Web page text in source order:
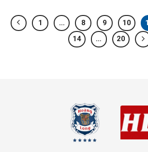
1 … 8 9 10
14
… 20